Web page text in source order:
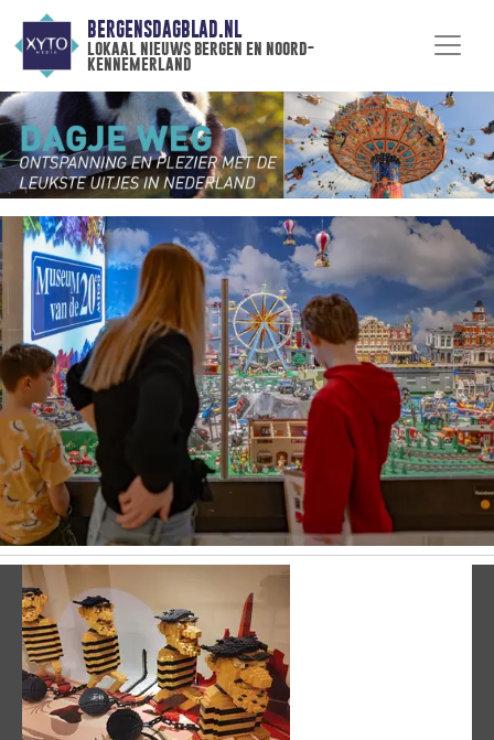
BERGENSDAGBLAD.NL
lokaal nieuws bergen en noord-
kennemerland
Vorige